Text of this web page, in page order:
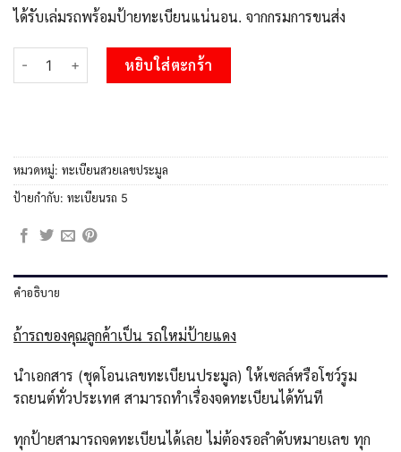
ได้รับเล่มรถพร้อมป้ายทะเบียนแน่นอน. จากกรมการขนส่ง
จำนวน kk.Okdee ทะเบียนสวย 5 ทะเบียนรถ 4กว 5 สวยสำหรับรถคุ
หยิบใส่ตะกร้า
หมวดหมู่: ทะเบียนสวยเลขประมูล
ป้ายกำกับ: ทะเบียนรถ 5
คำอธิบาย
ถ้ารถของคุณลูกค้าเป็น รถใหม่ป้ายแดง
นำเอกสาร (ชุดโอนเลขทะเบียนประมูล) ให้เซลล์หรือโชว์รูม
รถยนต์ทั่วประเทศ สามารถทำเรื่องจดทะเบียนได้ทันที
ทุกป้ายสามารถจดทะเบียนได้เลย ไม่ต้องรอลำดับหมายเลข ทุก